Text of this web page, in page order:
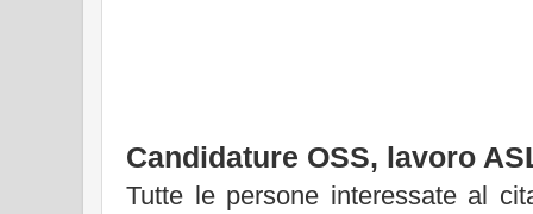
Candidature OSS, lavoro
Tutte le persone interessate al